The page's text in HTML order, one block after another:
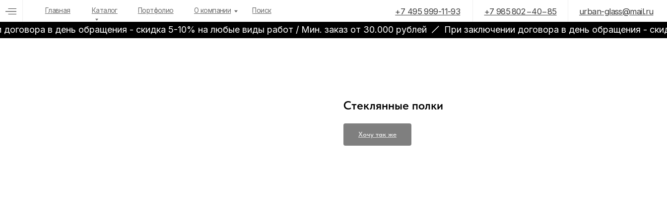
Пришлите ТЗ и получите расчет в течение часа
, min заказ от 30.000 рублей
в день обращения - скидка 5-10% на любые виды работ / Мин. заказ от 30.000 рублей
При заключении договора в день обращения -
+7 985 802−40−85
+7 495 999-11-93 urban-glass@ mail.ru
Главная О компании Поиск
Каталог Портфолио
Стеклянные полки
Хочу так же